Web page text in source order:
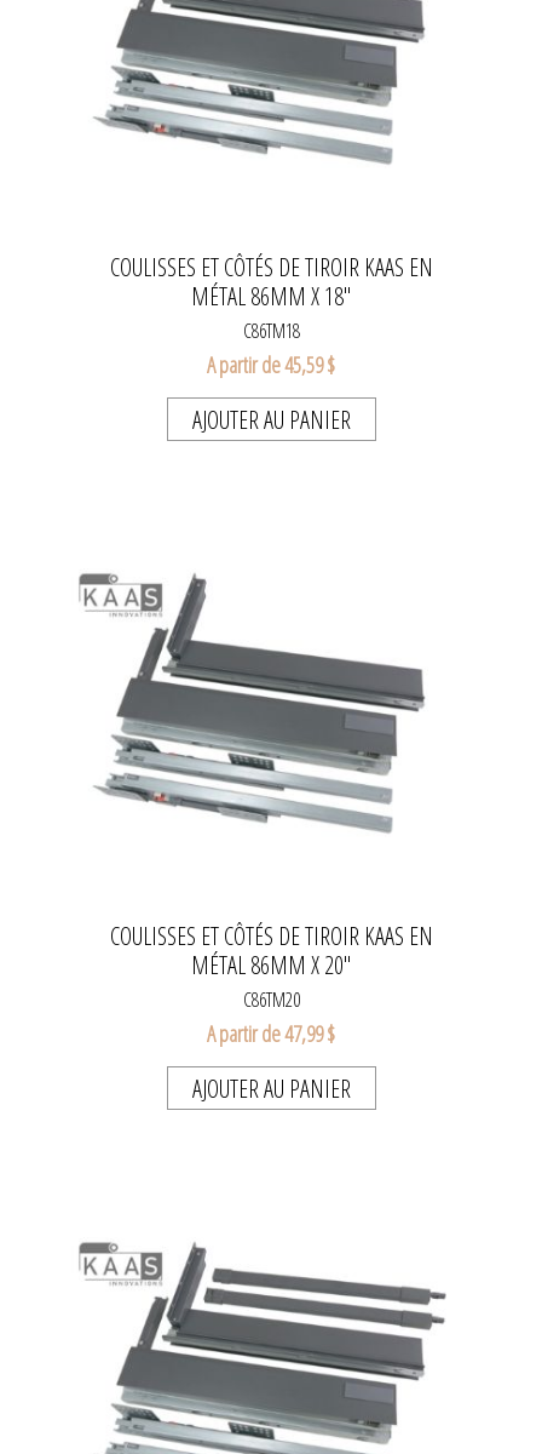
COULISSES ET CÔTÉS DE TIROIR KAAS EN
MÉTAL 86MM X 18''
C86TM18
A partir de 45,59 $
AJOUTER AU PANIER
COULISSES ET CÔTÉS DE TIROIR KAAS EN
MÉTAL 86MM X 20''
C86TM20
A partir de 47,99 $
AJOUTER AU PANIER